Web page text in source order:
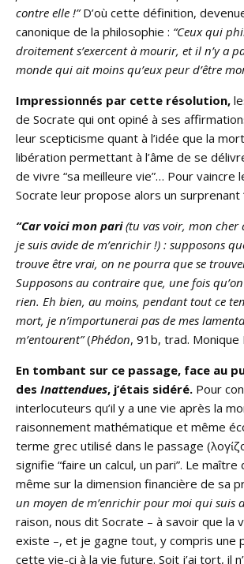
contre elle !”D’où cette définition,
canonique de la philosophie : “Ceux qui
droitement s’exercent à mourir, et il n’y a
monde qui ait moins qu’eux peur d’être
Impressionnés par cette résolution,
de Socrate qui ont opiné à ses
leur scepticisme quant à l’idée que la
libération permettant à l’âme de se
de vivre “sa meilleure vie”… Pour vaincre
Socrate leur propose alors un surprenant
“Car voici mon pari(tu vas voir, mon
je suis avide de m’enrichir !) : supposons
trouve être vrai, on ne pourra que se
Supposons au contraire que, une fois
rien. Eh bien, au moins, pendant tout ce
mort, je n’importunerai pas de mes
m’entourent”(Phédon, 91b, trad. Monique
En tombant sur ce passage, face au
des Inattendues, j’étais sidéré. Pour
interlocuteurs qu’il y a une vie après la
raisonnement mathématique et même
terme grec utilisé dans le passage
signifie “faire un calcul, un pari”. Le
même sur la dimension financière de sa
un moyen de m’enrichir pour moi qui suis
raison, nous dit Socrate – à savoir que la
existe –, et je gagne tout, y compris une
cette vie-ci à la vie future. Soit j’ai tort, il